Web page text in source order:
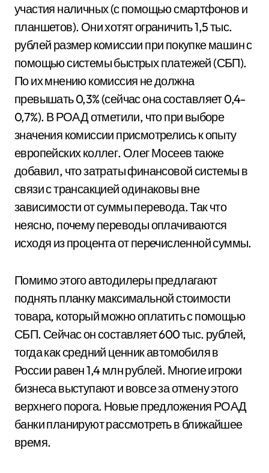
участия наличных (с помощью смартфонов и
планшетов). Они хотят ограничить 1,5 тыс.
рублей размер комиссии при покупке машин с
помощью системы быстрых платежей (СБП).
По их мнению комиссия не должна
превышать 0,3% (сейчас она составляет 0,4-
0,7%). В РОАД отметили, что при выборе
значения комиссии присмотрелись к опыту
европейских коллег. Олег Мосеев также
добавил, что затраты финансовой системы в
связи с трансакцией одинаковы вне
зависимости от суммы перевода. Так что
неясно, почему переводы оплачиваются
исходя из процента от перечисленной суммы.
Помимо этого автодилеры предлагают
поднять планку максимальной стоимости
товара, который можно оплатить с помощью
СБП. Сейчас он составляет 600 тыс. рублей,
тогда как средний ценник автомобиля в
России равен 1,4 млн рублей. Многие игроки
бизнеса выступают и вовсе за отмену этого
верхнего порога. Новые предложения РОАД
банки планируют рассмотреть в ближайшее
время.